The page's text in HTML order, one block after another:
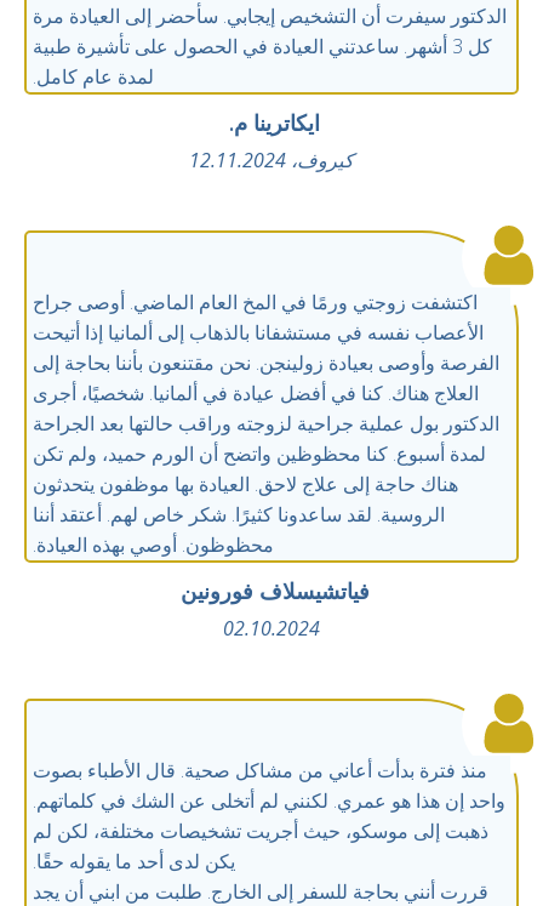
الدكتور سيفرت أن التشخيص إيجابي. سأحضر إلى العيادة مرة
كل 3 أشهر. ساعدتني العيادة في الحصول على تأشيرة طبية
لمدة عام كامل.
ايكاترينا م.
كيروف، 12.11.2024
اكتشفت زوجتي ورمًا في المخ العام الماضي. أوصى جراح
الأعصاب نفسه في مستشفانا بالذهاب إلى ألمانيا إذا أتيحت
الفرصة وأوصى بعيادة زولينجن. نحن مقتنعون بأننا بحاجة إلى
العلاج هناك. كنا في أفضل عيادة في ألمانيا. شخصيًا، أجرى
الدكتور بول عملية جراحية لزوجته وراقب حالتها بعد الجراحة
لمدة أسبوع. كنا محظوظين واتضح أن الورم حميد، ولم تكن
هناك حاجة إلى علاج لاحق. العيادة بها موظفون يتحدثون
الروسية. لقد ساعدونا كثيرًا. شكر خاص لهم. أعتقد أننا
محظوظون. أوصي بهذه العيادة.
فياتشيسلاف فورونين
02.10.2024
منذ فترة بدأت أعاني من مشاكل صحية. قال الأطباء بصوت
واحد إن هذا هو عمري. لكنني لم أتخلى عن الشك في كلماتهم.
ذهبت إلى موسكو، حيث أجريت تشخيصات مختلفة، لكن لم
يكن لدى أحد ما يقوله حقًا.
قررت أنني بحاجة للسفر إلى الخارج. طلبت من ابني أن يجد